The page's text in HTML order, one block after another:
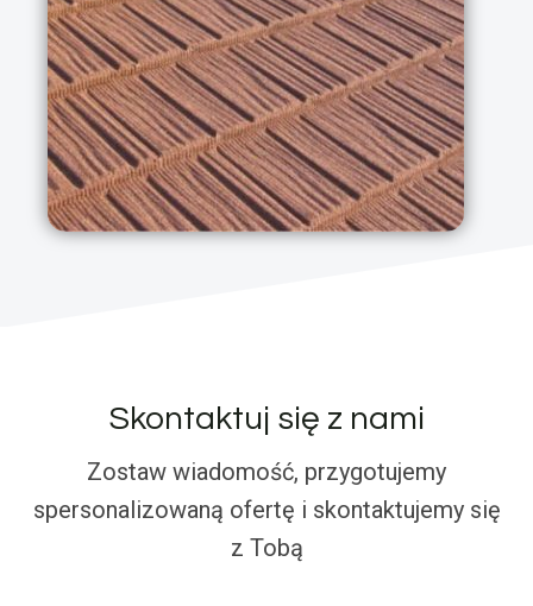
Skontaktuj się z nami
Zostaw wiadomość, przygotujemy
spersonalizowaną ofertę i skontaktujemy się
z Tobą